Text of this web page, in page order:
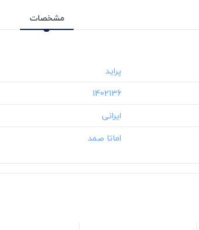
مشخصات
‎1402136